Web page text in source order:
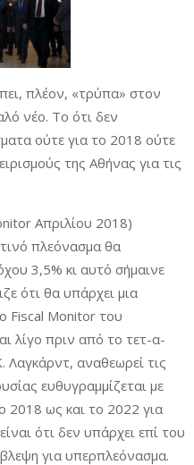
πλέον, «τρύπα» στον
νέο. Το ότι δεν
ούτε για το 2018 ούτε
της Αθήνας για τις
Απριλίου 2018)
πλεόνασμα θα
3,5% κι αυτό σήμαινε
ότι θα υπάρχει μια
Fiscal Monitor του
λίγο πριν από το τετ-α-
αναθεωρεί τις
ευθυγραμμίζεται με
2018 ως και το 2022 για
ότι δεν υπάρχει επί του
για υπερπλεόνασμα.